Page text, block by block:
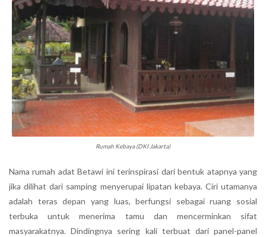
Rumah Kebaya (DKI Jakarta)
Nama rumah adat Betawi ini terinspirasi dari bentuk atapnya yang
jika dilihat dari samping menyerupai lipatan kebaya. Ciri utamanya
adalah teras depan yang luas, berfungsi sebagai ruang sosial
terbuka untuk menerima tamu dan mencerminkan sifat
masyarakatnya. Dindingnya sering kali terbuat dari panel-panel